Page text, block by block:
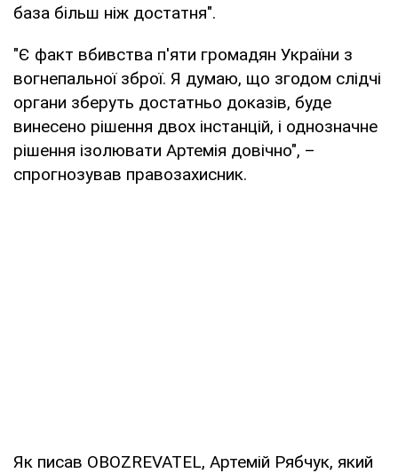
база більш ніж достатня".
"Є факт вбивства п'яти громадян України з
вогнепальної зброї. Я думаю, що згодом слідчі
органи зберуть достатньо доказів, буде
винесено рішення двох інстанцій, і однозначне
рішення ізолювати Артемія довічно", –
спрогнозував правозахисник.
Як писав OBOZREVATEL, Артемій Рябчук, який